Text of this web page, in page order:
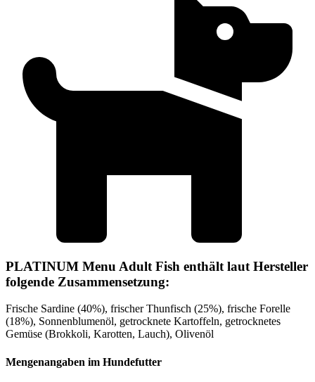
PLATINUM Menu Adult Fish enthält laut Hersteller
folgende Zusammensetzung:
Frische Sardine (40%), frischer Thunfisch (25%), frische Forelle
(18%), Sonnenblumenöl, getrocknete Kartoffeln, getrocknetes
Gemüse (Brokkoli, Karotten, Lauch), Olivenöl
Mengenangaben im Hundefutter